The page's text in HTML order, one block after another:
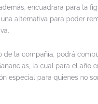
encuadrara para la
alternativa para poder
de la compañía, podrá
la cual para el año
especial para quienes no